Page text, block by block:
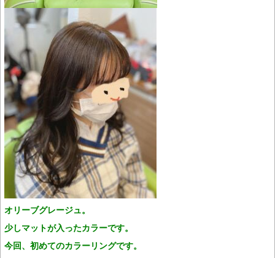
オリーブグレージュ。
少しマットが入ったカラーです。
今回、初めてのカラーリングです。